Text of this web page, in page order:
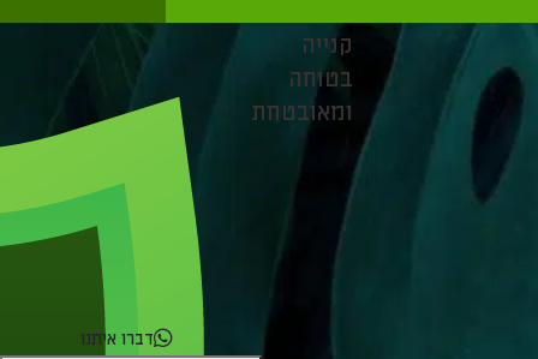
קנייה
בטוחה
ומאובטחת
דברו איתנו